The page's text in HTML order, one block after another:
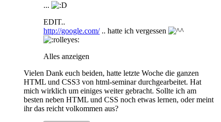
...
EDIT..
http://google.com/.. hatte ich vergessen
Alles anzeigen
Vielen Dank euch beiden, hatte letzte Woche die ganzen
HTML und CSS3 von html-seminar durchgearbeitet. Hat
mich wirklich um einiges weiter gebracht. Sollte ich am
besten neben HTML und CSS noch etwas lernen, oder meint
ihr das reicht volkommen aus?